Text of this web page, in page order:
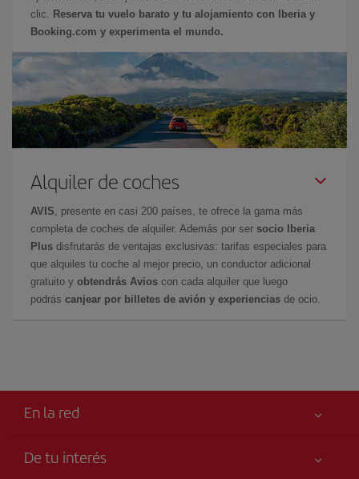
clic.
Reserva tu vuelo barato y tu alojamiento con Iberia y
Booking.com y experimenta el mundo.
Alquiler de coches
AVIS , presente en casi 200 países, te ofrece la gama más
completa de coches de alquiler. Además por ser socio Iberia
Plus disfrutarás de ventajas exclusivas: tarifas especiales para
que alquiles tu coche al mejor precio, un conductor adicional
gratuito y obtendrás Avios con cada alquiler que luego
podrás canjear por billetes de avión y experiencias de ocio.
En la red
De tu interés